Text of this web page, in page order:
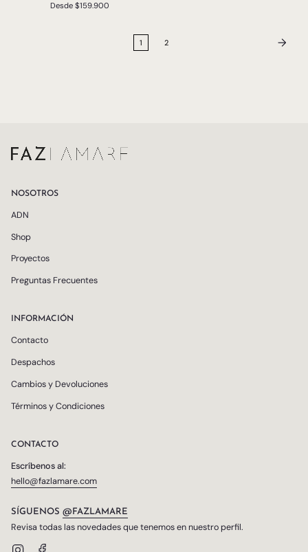
Desde $159.900
1 2
NOSOTROS
ADN
Shop
Proyectos
Preguntas Frecuentes
INFORMACIÓN
Contacto
Despachos
Cambios y Devoluciones
Términos y Condiciones
CONTACTO
Escríbenos al:
hello@fazlamare.com
SÍGUENOS @FAZLAMARE
Revisa todas las novedades que tenemos en nuestro perfil.
Instagram